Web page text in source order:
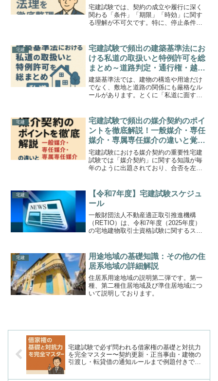
消滅時効までを例題付きで完全理
解～
宅建試験では、契約の成立や履行に深く
関わる「条件」「期限」「時効」に関す
る理解が不可欠です。特に、停止条件と
などは、ひとつでも曖昧なままでは得点
を逃しかねません。本記事...
宅建
宅建試験で頻出の建築基準法にお
ける私道の取扱いと特例許可を総
まとめ～道路判定・通行権・越境
対策から敷地分割の特例まで例題
で完全マスター～
建築基準法では、建物の構造や用途だけ
でなく、敷地と道路の関係にも厳格なル
ールがあります。とくに「私道に面する
です。この記事では、前回に引き続き
「建築基準法」のテーマを体...
宅建
宅建試験で頻出の媒介契約のポイ
ントを徹底解説！一般媒介・専任
媒介・専属専任媒介の違いと覚え
方をマスターしよう
宅建試験における媒介契約の重要性宅建
試験では「媒介契約」に関する知識が毎
年のように出題されており、合否を左右
業者と依頼者との間のルールを定める重
要な契約です。ここでは媒...
宅建
【令和7年度】宅建試験スケジュ
ール
一般財団法人不動産適正取引推進機構
（RETIO）は、令和7年度（2025年度）
の宅地建物取引士資格試験に関するスケ
ので変更の可能性あります。
MafRakutenWidg...
宅建
用途地域の基礎知識：その他の住
居系地域の詳細解説
住居系用途地域の説明第二弾です。第一
種、第二種住居地域及び準住居地域につ
いて説明しております。
宅建試験で必ず問われる借家権の基礎と対抗力
を完全マスター〜契約更新・正当事由・建物の
引渡し・転貸借の通知ルールまで例題付きで徹